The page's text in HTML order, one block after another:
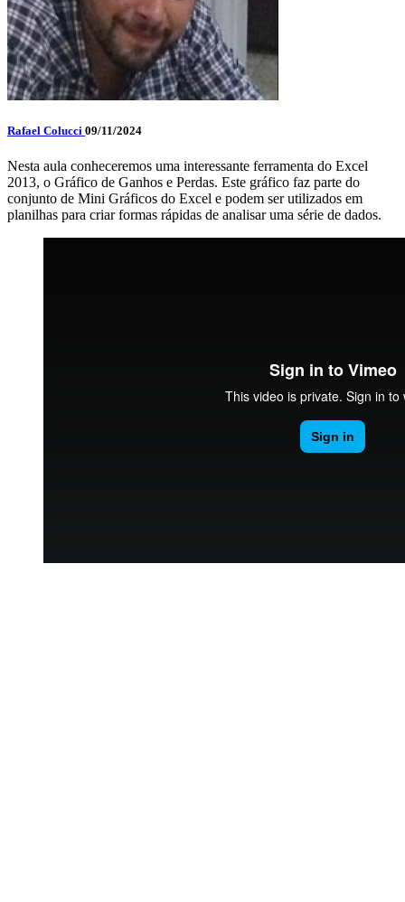
Rafael Colucci 09/11/2024
Nesta aula conheceremos uma interessante ferramenta do Excel
2013, o Gráfico de Ganhos e Perdas. Este gráfico faz parte do
conjunto de Mini Gráficos do Excel e podem ser utilizados em
planilhas para criar formas rápidas de analisar uma série de dados.